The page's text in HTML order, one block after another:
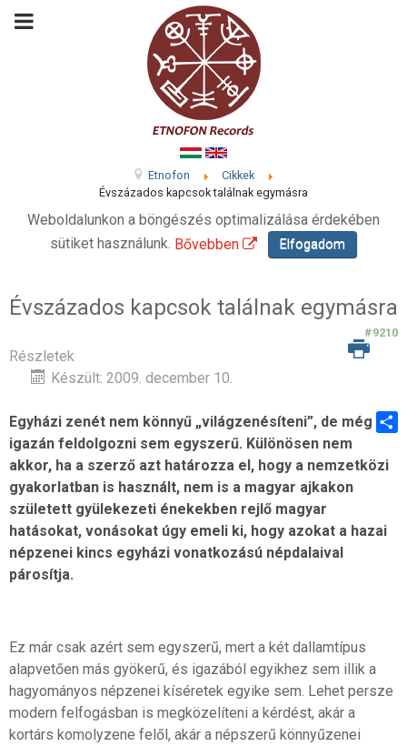
Etnofon
Cikkek
Évszázados kapcsok találnak egymásra
Weboldalunkon a böngészés optimalizálása érdekében
sütiket használunk. Bővebben Elfogadom
Évszázados kapcsok találnak egymásra
#9210
Részletek
Készült: 2009. december 10.
Egyházi zenét nem könnyű „világzenésíteni”, de még
igazán feldolgozni sem egyszerű. Különösen nem
akkor, ha a szerző azt határozza el, hogy a nemzetközi
gyakorlatban is használt, nem is a magyar ajkakon
született gyülekezeti énekekben rejlő magyar
hatásokat, vonásokat úgy emeli ki, hogy azokat a hazai
népzenei kincs egyházi vonatkozású népdalaival
párosítja.
Ez már csak azért sem egyszerű, mert a két dallamtípus
alapvetően más gyökerű, és igazából egyikhez sem illik a
hagyományos népzenei kíséretek egyike sem. Lehet persze
modern felfogásban is megközelíteni a kérdést, akár a
kortárs komolyzene felől, akár a népszerű könnyűzenei